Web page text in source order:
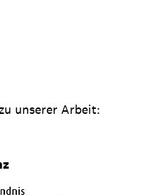
unserer Arbeit: